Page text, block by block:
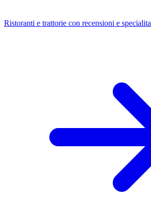
Ristoranti e trattorie con recensioni e specialita